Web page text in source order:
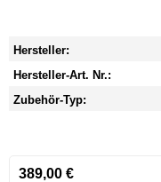
Hersteller:
Hersteller-Art. Nr.:
Zubehör-Typ:
389,00 €